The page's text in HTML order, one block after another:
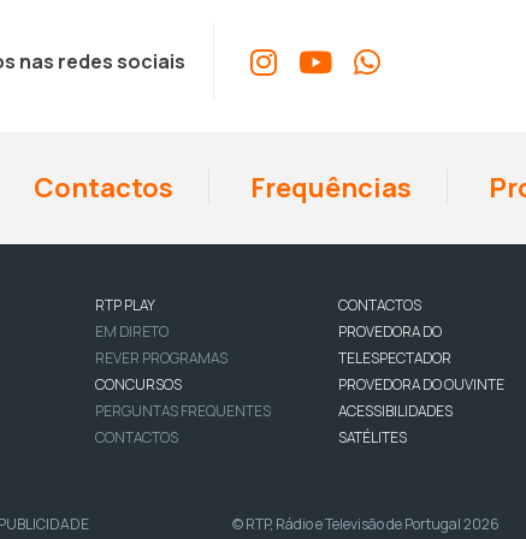
nas redes sociais
Contactos Frequências
RTP PLAY
EM DIRETO
REVER PROGRAMAS
CONCURSOS
PERGUNTAS FREQUENTES
CONTACTOS
CONTACTOS
PROVEDORA DO
TELESPECTADOR
PROVEDORA DO OUVINTE
ACESSIBILIDADES
SATÉLITES
PUBLICIDADE © RTP, Rádio e Televisão de Portugal 2026